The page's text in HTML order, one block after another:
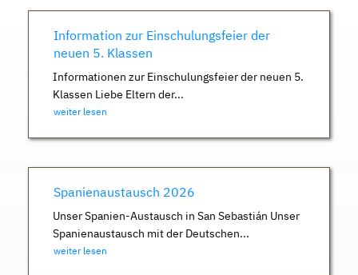
Information zur Einschulungsfeier der
neuen 5. Klassen
Informationen zur Einschulungsfeier der neuen 5.
Klassen Liebe Eltern der...
weiter lesen
Spanienaustausch 2026
Unser Spanien-Austausch in San Sebastián Unser
Spanienaustausch mit der Deutschen...
weiter lesen